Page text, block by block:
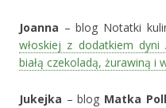
Joanna – blog Notatki
włoskiej z dodatkiem dyni
białą czekoladą, żurawiną i
Jukejka – blog Matka